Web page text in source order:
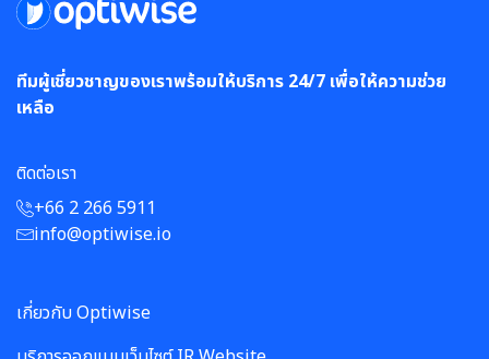
ทีมผู้เชี่ยวชาญของเราพร้อมให้บริการ 24/7 เพื่อให้ความช่วย
เหลือ
ติดต่อเรา
+66 2 266 5911
info@optiwise.io
เกี่ยวกับ Optiwise